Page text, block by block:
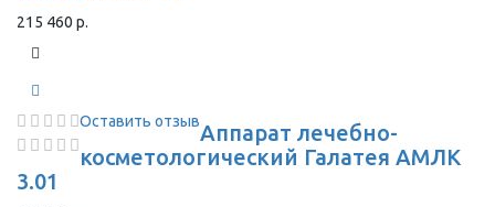
215 460 р.
Оставить отзывАппарат лечебно-
косметологический Галатея АМЛК
3.01